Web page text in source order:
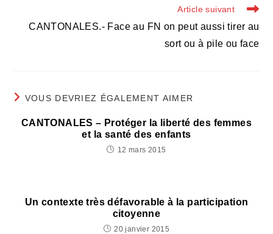
Article suivant
CANTONALES.- Face au FN on peut aussi tirer au
sort ou à pile ou face
VOUS DEVRIEZ ÉGALEMENT AIMER
CANTONALES – Protéger la liberté des femmes
et la santé des enfants
12 mars 2015
Un contexte très défavorable à la participation
citoyenne
20 janvier 2015